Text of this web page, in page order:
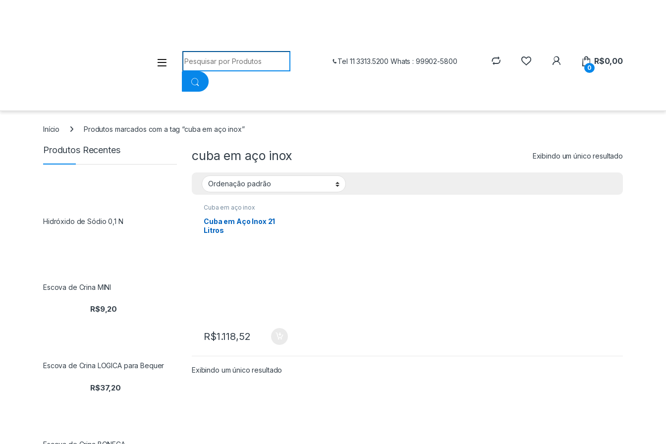
Procurar:
Tel 11 3313.5200 Whats : 99902-5800
0
R$0,00
Início Produtos marcados com a tag “cuba em aço inox”
cuba em aço inox Exibindo um único resultado
Cuba em aço inox
Cuba em Aço Inox 21
Litros
R$1.118,52
Exibindo um único resultado
Produtos Recentes
Hidróxido de Sódio 0,1 N
Escova de Crina MINI
R$9,20
Escova de Crina LOGICA para Bequer
R$37,20